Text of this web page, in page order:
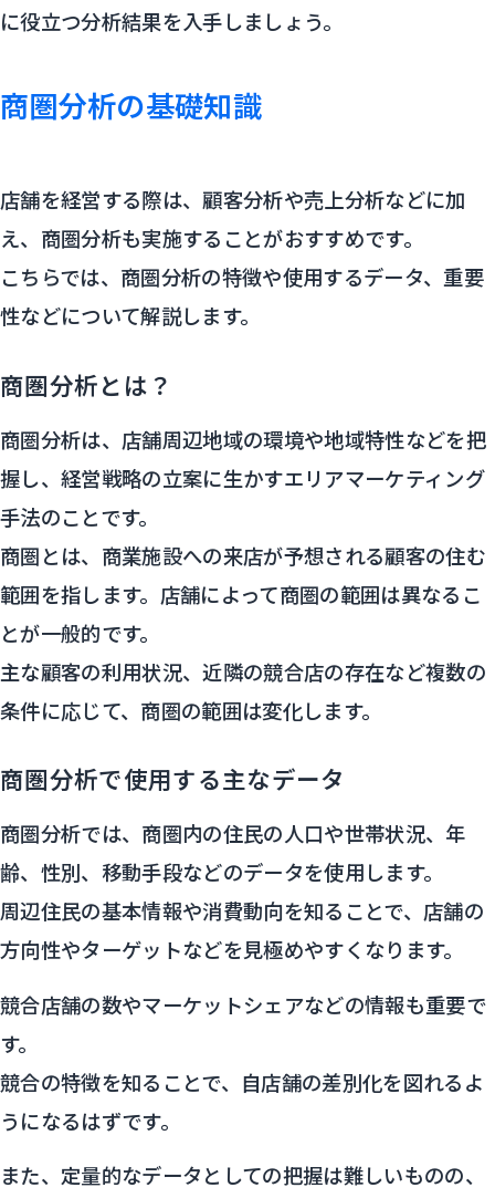
に役立つ分析結果を入手しましょう。
商圏分析の基礎知識
店舗を経営する際は、顧客分析や売上分析などに加
え、商圏分析も実施することがおすすめです。
こちらでは、商圏分析の特徴や使用するデータ、重要
性などについて解説します。
商圏分析とは？
商圏分析は、店舗周辺地域の環境や地域特性などを把
握し、経営戦略の立案に生かすエリアマーケティング
手法のことです。
商圏とは、商業施設への来店が予想される顧客の住む
範囲を指します。店舗によって商圏の範囲は異なるこ
とが一般的です。
主な顧客の利用状況、近隣の競合店の存在など複数の
条件に応じて、商圏の範囲は変化します。
商圏分析で使用する主なデータ
商圏分析では、商圏内の住民の人口や世帯状況、年
齢、性別、移動手段などのデータを使用します。
周辺住民の基本情報や消費動向を知ることで、店舗の
方向性やターゲットなどを見極めやすくなります。
競合店舗の数やマーケットシェアなどの情報も重要で
す。
競合の特徴を知ることで、自店舗の差別化を図れるよ
うになるはずです。
また、定量的なデータとしての把握は難しいものの、